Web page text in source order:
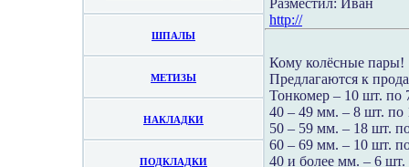
ШПАЛЫ
МЕТИЗЫ
НАКЛАДКИ
ПОДКЛАДКИ
Разместил: Иван
http://
Кому колёсные пары!
Предлагаются к
Тонкомер – 10 шт. по
40 – 49 мм. – 8 шт. по
50 – 59 мм. – 18 шт.
60 – 69 мм. – 10 шт.
40 и более мм. – 6